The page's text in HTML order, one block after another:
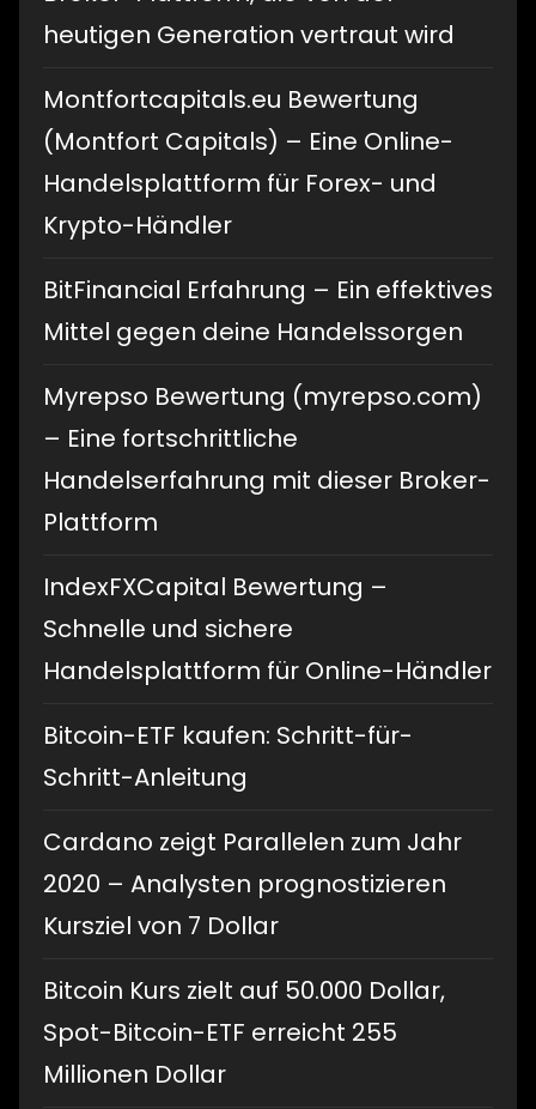
heutigen Generation vertraut wird
Montfortcapitals.eu Bewertung
(Montfort Capitals) – Eine Online-
Handelsplattform für Forex- und
Krypto-Händler
BitFinancial Erfahrung – Ein effektives
Mittel gegen deine Handelssorgen
Myrepso Bewertung (myrepso.com)
– Eine fortschrittliche
Handelserfahrung mit dieser Broker-
Plattform
IndexFXCapital Bewertung –
Schnelle und sichere
Handelsplattform für Online-Händler
Bitcoin-ETF kaufen: Schritt-für-
Schritt-Anleitung
Cardano zeigt Parallelen zum Jahr
2020 – Analysten prognostizieren
Kursziel von 7 Dollar
Bitcoin Kurs zielt auf 50.000 Dollar,
Spot-Bitcoin-ETF erreicht 255
Millionen Dollar